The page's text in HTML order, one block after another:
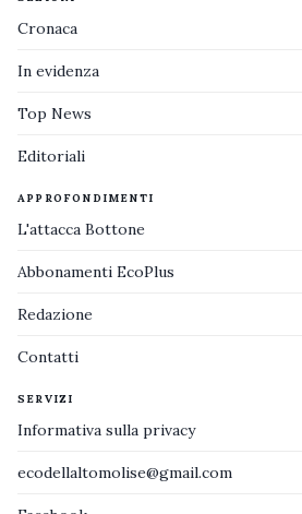
Cronaca
In evidenza
Top News
Editoriali
APPROFONDIMENTI
L'attacca Bottone
Abbonamenti EcoPlus
Redazione
Contatti
SERVIZI
Informativa sulla privacy
ecodellaltomolise@gmail.com